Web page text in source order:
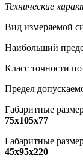
Технические
Вид измеряемой
Наибольший
Класс точности
Предел
Габаритные
75х105х77
Габаритные
45х95х220